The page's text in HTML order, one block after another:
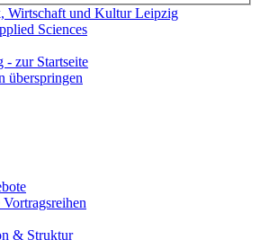
Wirtschaft und Kultur Leipzig
Sciences
überspringen
& Struktur